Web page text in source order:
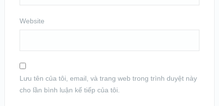
Website
Lưu tên của tôi, email, và trang web trong trình duyệt này
cho lần bình luận kế tiếp của tôi.